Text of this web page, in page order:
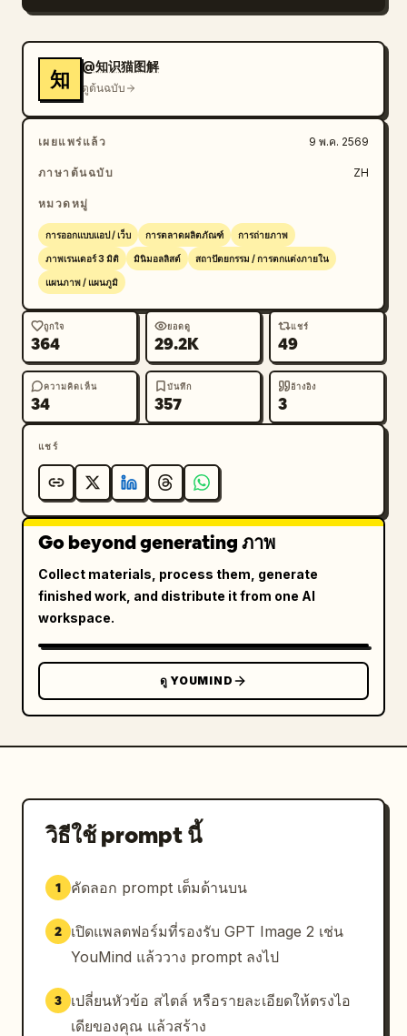
ชัดเจนและทันสมัย; บรรยากาศโดยรวมเข้ากับ
Ultra HD, รายละเอียดสูง, ภาพเรนเดอร์ที่สมจริงเหมือน
ภาพถ่าย องค์ประกอบภาพแนวตั้ง 3:4
ข้อกำหนดด้านป้ายกำกับ:
ตัวอย่างแต่ละชิ้นต้องมีป้ายกำกับที่ชัดเจน จัดระเบียบตามชื่อ
วัสดุ/สี/พื้นผิวในภาษา [Label Language] โดยใช้สไตล์
ที่กระชับ เป็นมืออาชีพ และจัดวางอย่างเป็นระเบียบ
知
@知识猫图解
ดูต้นฉบับ
เผยแพร่แล้ว 9 พ.ค. 2569
ภาษาต้นฉบับ ZH
หมวดหมู่
การออกแบบแอป / เว็บ การตลาดผลิตภัณฑ์ การถ่ายภาพ
ภาพเรนเดอร์ 3 มิติ มินิมอลลิสต์ สถาปัตยกรรม / การตกแต่งภายใน
แผนภาพ / แผนภูมิ
ถูกใจ
364
ยอดดู
29.2K
แชร์
49
ความคิดเห็น
34
บันทึก
357
อ้างอิง
3
แชร์
Go beyond generating ภาพ
Collect materials, process them, generate
finished work, and distribute it from one AI
workspace.
ดู YOUMIND
วิธีใช้ prompt นี้
1 คัดลอก prompt เต็มด้านบน
2
เปิดแพลตฟอร์มที่รองรับ GPT Image 2 เช่น
YouMind แล้ววาง prompt ลงไป
3
เปลี่ยนหัวข้อ สไตล์ หรือรายละเอียดให้ตรงไอ
เดียของคุณ แล้วสร้าง